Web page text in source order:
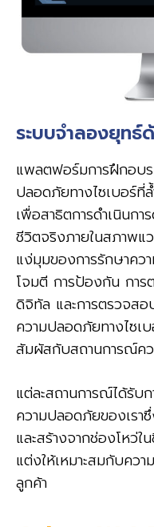
ระบบจำลองยุทธ์
แพลตฟอร์มการฝึกอบร
ปลอดภัยทางไซเบอร์ที่
เพื่อสาธิตการดำเนินก
ชีวิตจริงภายในสภาพ
แง่มุมของการรักษาคว
โจมตี การป้องกัน กา
ดิจิทัล และการตรวจส
ความปลอดภัยทางไซเ
สัมผัสกับสถานการณ์ค
แต่ละสถานการณ์ได้รับ
ความปลอดภัยของเร
และสร้างจากช่องโหว่
แต่งให้เหมาะสมกับคว
ลูกค้า